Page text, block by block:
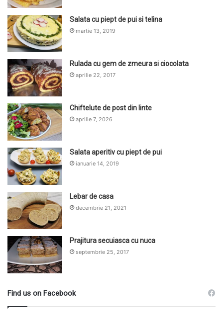
Salata cu piept de pui si telina
martie 13, 2019
Rulada cu gem de zmeura si ciocolata
aprilie 22, 2017
Chiftelute de post din linte
aprilie 7, 2026
Salata aperitiv cu piept de pui
ianuarie 14, 2019
Lebar de casa
decembrie 21, 2021
Prajitura secuiasca cu nuca
septembrie 25, 2017
Find us on Facebook